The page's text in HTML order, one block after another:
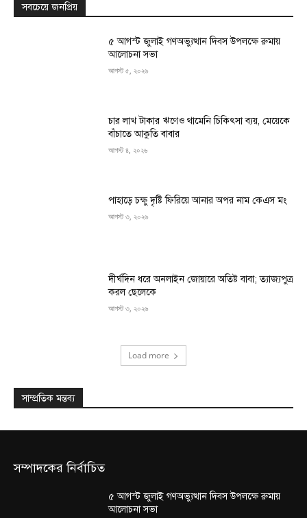
সবচেয়ে জনপ্রিয়
৫ আগস্ট জুলাই গণঅভ্যুত্থান দিবস উপলক্ষে রুমায়
আলোচনা সভা
আগস্ট ৫, ২০২৬
চার লাখ টাকার ঋণেও থামেনি চিকিৎসা ব্যয়, মেয়েকে
বাঁচাতে আকুতি বাবার
আগস্ট ৪, ২০২৬
পাহাড়ে চক্ষু দৃষ্টি ফিরিয়ে আনার অপর নাম কেএস মং
আগস্ট ৩, ২০২৬
দীর্ঘদিন ধরে অনলাইন জোয়ারে অতিষ্ট বাবা; ত্যাজ্যপুত্র
করল ছেলেকে
আগস্ট ৩, ২০২৬
Load more
সাম্প্রতিক মন্তব্য
সম্পাদকের নির্বাচিত
৫ আগস্ট জুলাই গণঅভ্যুত্থান দিবস উপলক্ষে রুমায়
আলোচনা সভা